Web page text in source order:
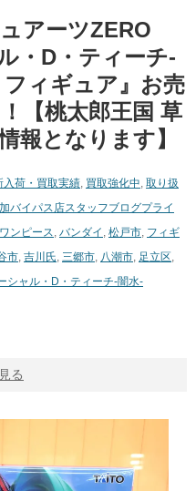
アーツZERO
・D・ティーチ-
ィギュア』お売
【桃太郎王国 草
報となります】
入荷・買取実績, 買取強化中, 取り扱
バイパス店スタッフブログプライ
ワンピース, バンダイ , 松戸市, フィギ
市, 吉川氏, 三郷市, 八潮市, 足立区,
シャル・D・ティーチ-闇水-
る